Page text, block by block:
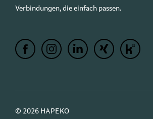
Verbindungen, die einfach passen.
© 2026 HAPEKO